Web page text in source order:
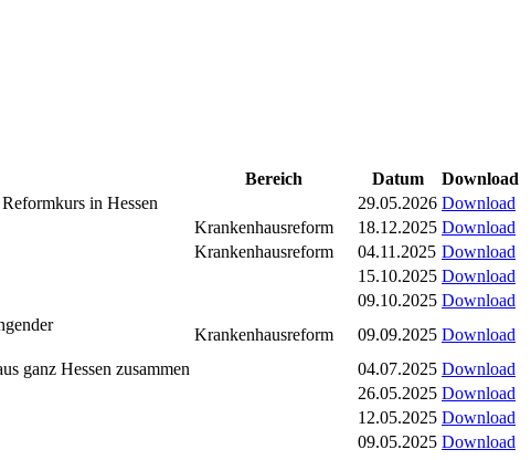
Bereich Datum
Download
in Hessen
29.05.2026 Download
Krankenhausreform 18.12.2025 Download
Krankenhausreform 04.11.2025 Download
15.10.2025 Download
09.10.2025 Download
Krankenhausreform 09.09.2025 Download
ganz Hessen zusammen
04.07.2025 Download
26.05.2025 Download
12.05.2025 Download
09.05.2025 Download